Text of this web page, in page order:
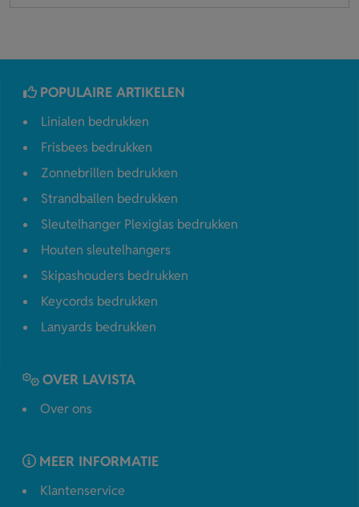
POPULAIRE ARTIKELEN
Linialen bedrukken
Frisbees bedrukken
Zonnebrillen bedrukken
Strandballen bedrukken
Sleutelhanger Plexiglas bedrukken
Houten sleutelhangers
Skipashouders bedrukken
Keycords bedrukken
Lanyards bedrukken
OVER LAVISTA
Over ons
MEER INFORMATIE
Klantenservice